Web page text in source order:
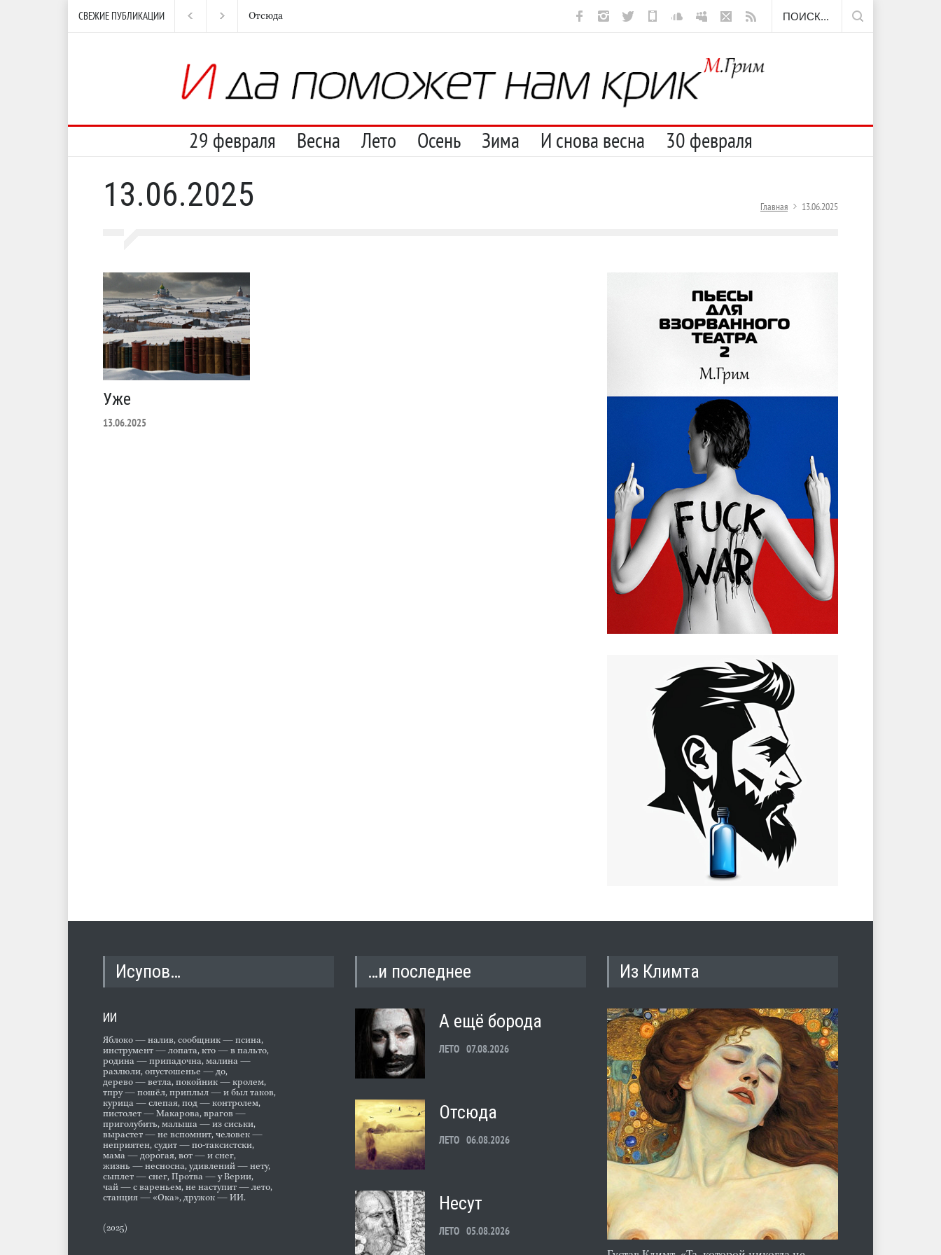
СВЕЖИЕ ПУБЛИКАЦИИ Отсюда Марципан (из Агнии Барто) А ещё борода
29 февраля Весна Лето Осень Зима И снова весна 30 февраля
13.06.2025 Главная 13.06.2025
Уже
13.06.2025
Исупов…
ИИ
Яблоко — налив, сообщник — псина,
инструмент — лопата, кто — в пальто,
родина — припадочна, малина —
разлюли, опустошенье — до,
дерево — ветла, покойник — кролем,
тпру — пошёл, приплыл — и был таков,
курица — слепая, под — контролем,
пистолет — Макарова, врагов —
приголубить, малыша — из сиськи,
вырастет — не вспомнит, человек —
неприятен, судит — по-таксистски,
мама — дорогая, вот — и снег,
жизнь — несносна, удивлений — нету,
сыплет — снег, Протва — у Верии,
чай — с вареньем, не наступит — лето,
станция — «Ока», дружок — ИИ.
(2025)
…и последнее
А ещё борода
ЛЕТО 07.08.2026
Отсюда
ЛЕТО 06.08.2026
Несут
ЛЕТО 05.08.2026
Из Климта